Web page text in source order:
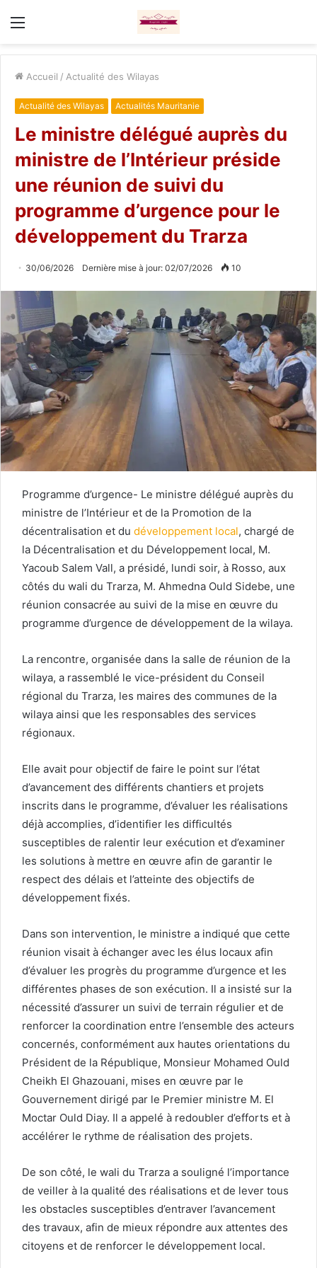
Menu
Accueil / Actualité des Wilayas
Actualité des Wilayas Actualités Mauritanie
Le ministre délégué auprès du
ministre de l’Intérieur préside
une réunion de suivi du
programme d’urgence pour le
développement du Trarza
30/06/2026 Dernière mise à jour: 02/07/2026 10
Programme d’urgence- Le ministre délégué auprès du
ministre de l’Intérieur et de la Promotion de la
décentralisation et du développement local, chargé de
la Décentralisation et du Développement local, M.
Yacoub Salem Vall, a présidé, lundi soir, à Rosso, aux
côtés du wali du Trarza, M. Ahmedna Ould Sidebe, une
réunion consacrée au suivi de la mise en œuvre du
programme d’urgence de développement de la wilaya.
La rencontre, organisée dans la salle de réunion de la
wilaya, a rassemblé le vice-président du Conseil
régional du Trarza, les maires des communes de la
wilaya ainsi que les responsables des services
régionaux.
Elle avait pour objectif de faire le point sur l’état
d’avancement des différents chantiers et projets
inscrits dans le programme, d’évaluer les réalisations
déjà accomplies, d’identifier les difficultés
susceptibles de ralentir leur exécution et d’examiner
les solutions à mettre en œuvre afin de garantir le
respect des délais et l’atteinte des objectifs de
développement fixés.
Dans son intervention, le ministre a indiqué que cette
réunion visait à échanger avec les élus locaux afin
d’évaluer les progrès du programme d’urgence et les
différentes phases de son exécution. Il a insisté sur la
nécessité d’assurer un suivi de terrain régulier et de
renforcer la coordination entre l’ensemble des acteurs
concernés, conformément aux hautes orientations du
Président de la République, Monsieur Mohamed Ould
Cheikh El Ghazouani, mises en œuvre par le
Gouvernement dirigé par le Premier ministre M. El
Moctar Ould Diay. Il a appelé à redoubler d’efforts et à
accélérer le rythme de réalisation des projets.
De son côté, le wali du Trarza a souligné l’importance
de veiller à la qualité des réalisations et de lever tous
les obstacles susceptibles d’entraver l’avancement
des travaux, afin de mieux répondre aux attentes des
citoyens et de renforcer le développement local.